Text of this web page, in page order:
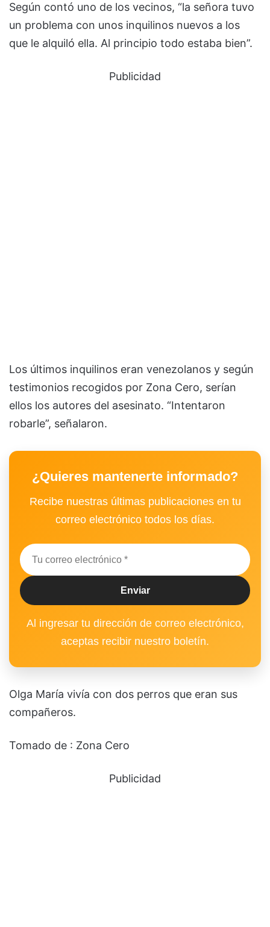
Según contó uno de los vecinos, “la señora tuvo
un problema con unos inquilinos nuevos a los
que le alquiló ella. Al principio todo estaba bien”.
Publicidad
Los últimos inquilinos eran venezolanos y según
testimonios recogidos por Zona Cero, serían
ellos los autores del asesinato. “Intentaron
robarle”, señalaron.
¿Quieres mantenerte informado?
Recibe nuestras últimas publicaciones en tu
correo electrónico todos los días.
Al ingresar tu dirección de correo electrónico,
aceptas recibir nuestro boletín.
Olga María vivía con dos perros que eran sus
compañeros.
Tomado de : Zona Cero
Publicidad